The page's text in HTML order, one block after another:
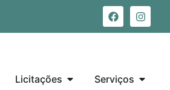
Licitações Serviços